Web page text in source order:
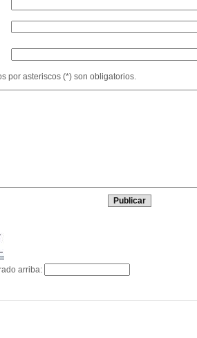
por asteriscos (*) son obligatorios.
arriba: